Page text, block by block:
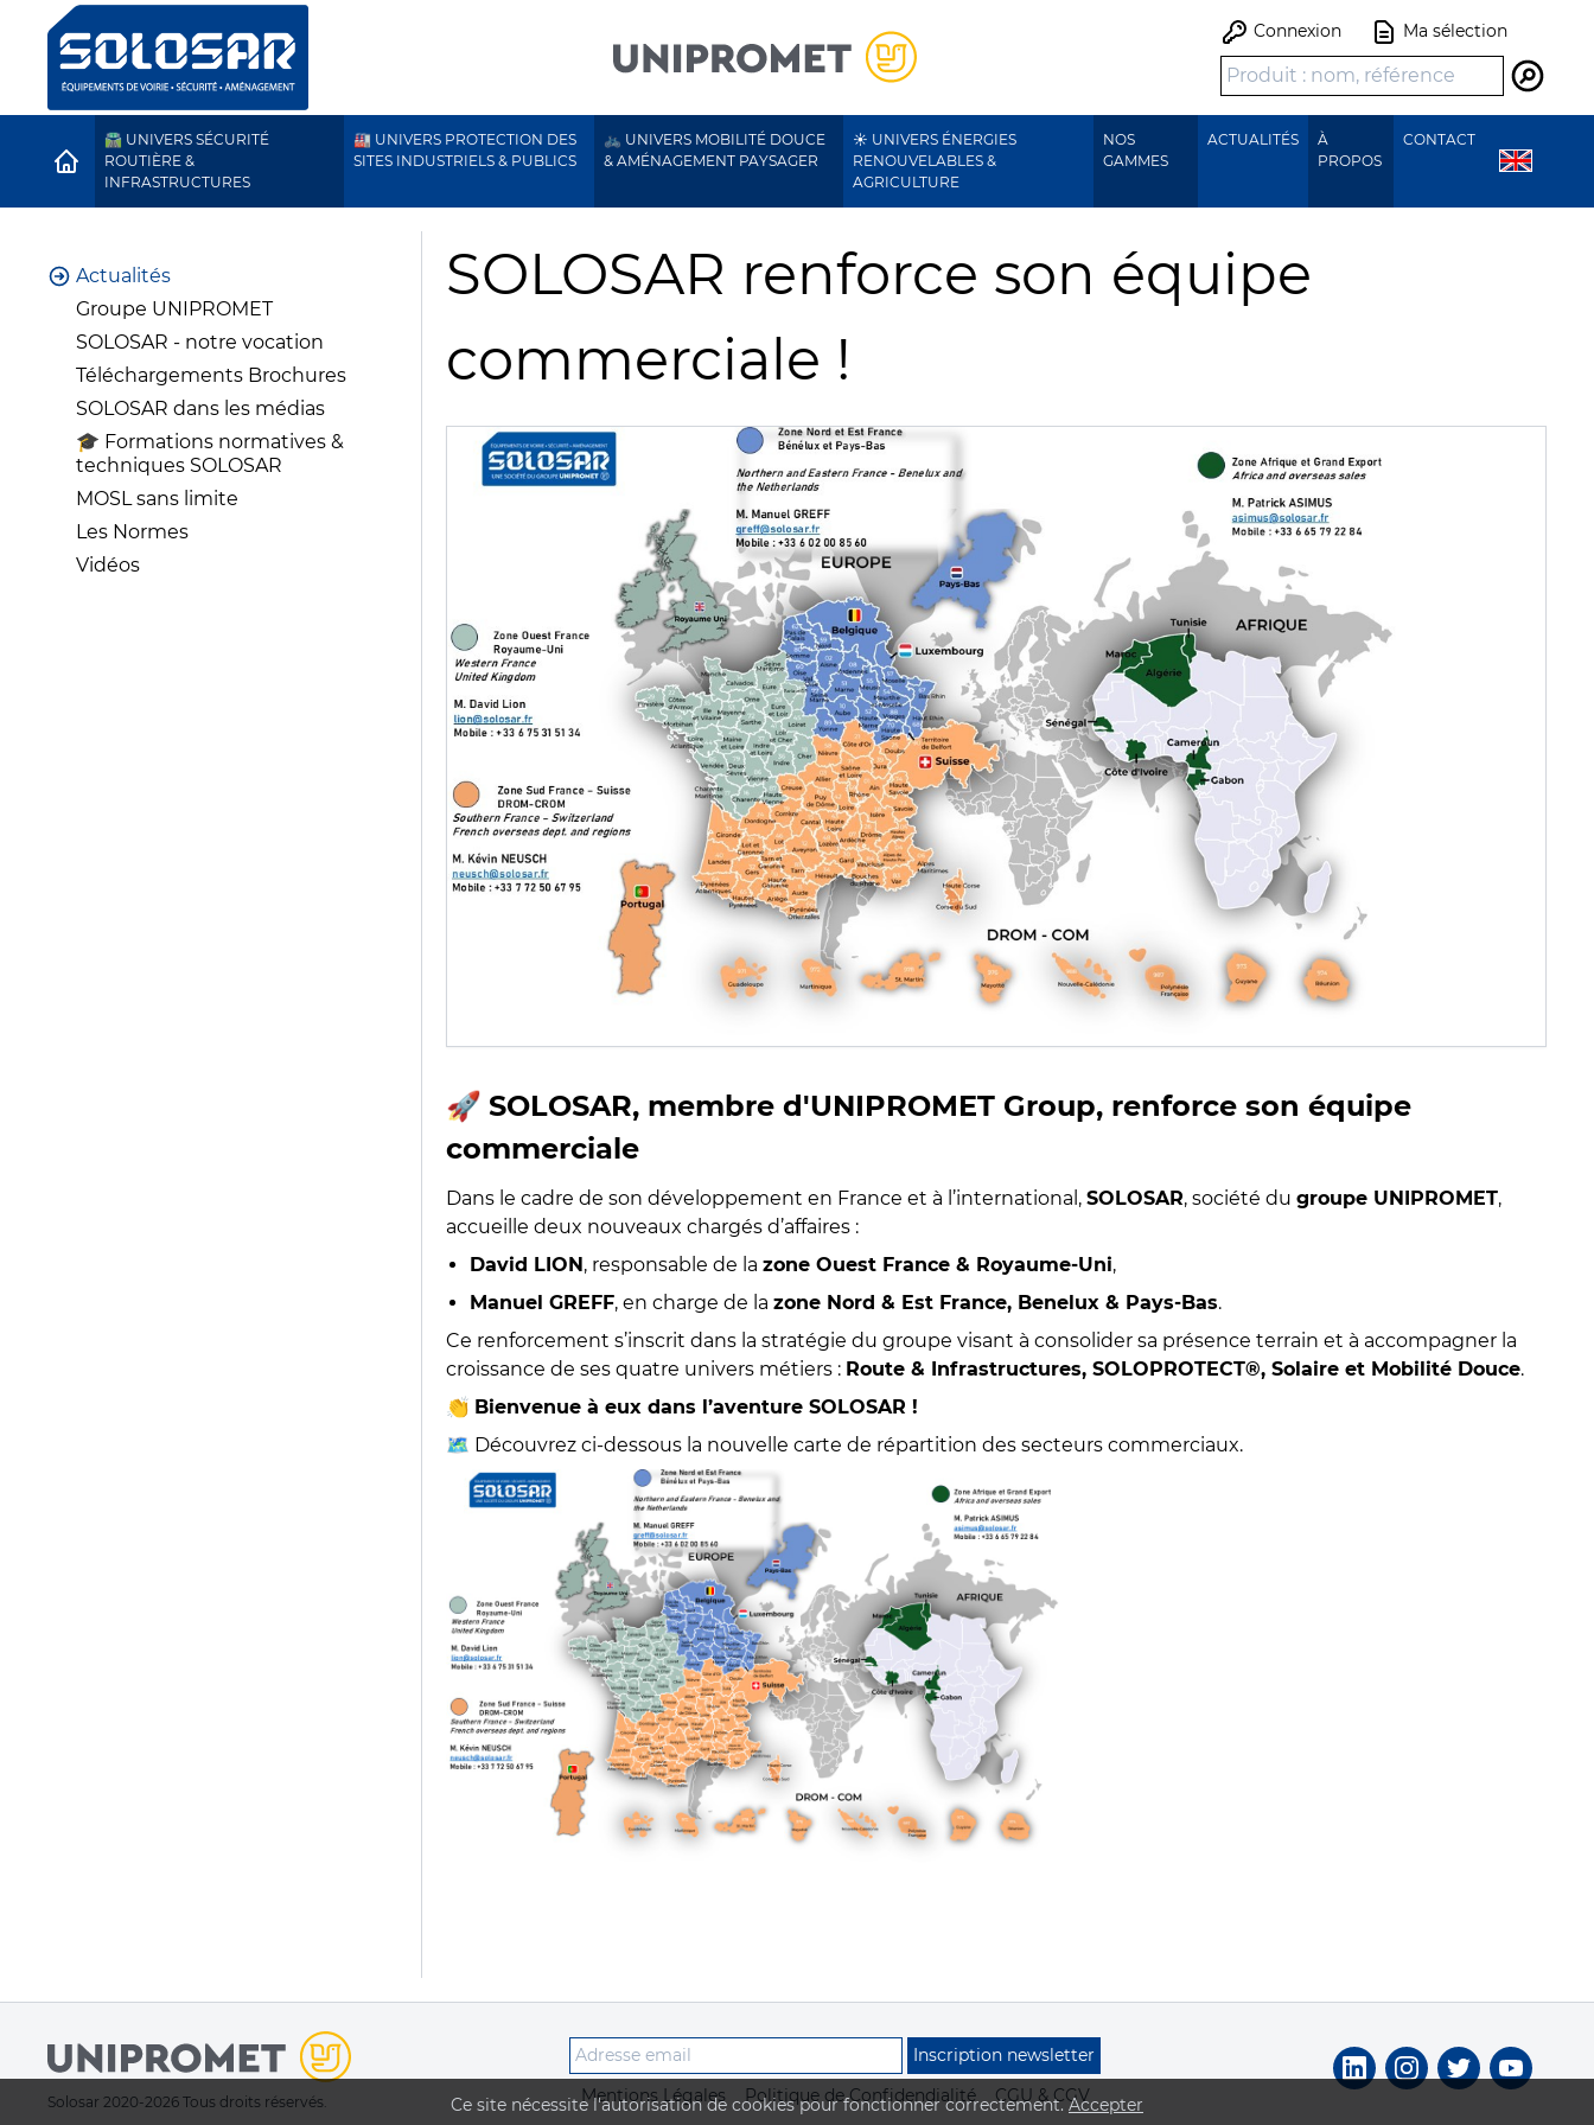
Connexion Ma sélection
HOME
🛣️ UNIVERS SÉCURITÉ
ROUTIÈRE &
INFRASTRUCTURES
🏭 UNIVERS PROTECTION DES
SITES INDUSTRIELS & PUBLICS
🚲 UNIVERS MOBILITÉ DOUCE
& AMÉNAGEMENT PAYSAGER
☀️ UNIVERS ÉNERGIES
RENOUVELABLES &
AGRICULTURE
NOS
GAMMES
ACTUALITÉS
À
PROPOS
CONTACT
SOLOSAR renforce son équipe
commerciale !
🚀 SOLOSAR, membre d'UNIPROMET Group, renforce son équipe
commerciale
Dans le cadre de son développement en France et à l’international, SOLOSAR, société du groupe UNIPROMET,
accueille deux nouveaux chargés d’affaires :
David LION, responsable de la zone Ouest France & Royaume-Uni,
Manuel GREFF, en charge de la zone Nord & Est France, Benelux & Pays-Bas.
Ce renforcement s’inscrit dans la stratégie du groupe visant à consolider sa présence terrain et à accompagner la
croissance de ses quatre univers métiers : Route & Infrastructures, SOLOPROTECT®, Solaire et Mobilité Douce.
👏 Bienvenue à eux dans l’aventure SOLOSAR !
🗺️ Découvrez ci-dessous la nouvelle carte de répartition des secteurs commerciaux.
Actualités
Groupe UNIPROMET
SOLOSAR - notre vocation
Téléchargements Brochures
SOLOSAR dans les médias
🎓 Formations normatives &
techniques SOLOSAR
MOSL sans limite
Les Normes
Vidéos
Inscription newsletter
Mentions Légales
Politique de Confidendialité CGU & CGV
Solosar 2020-2026 Tous droits réservés. Ce site nécessite l'autorisation de cookies pour fonctionner correctement.Accepter